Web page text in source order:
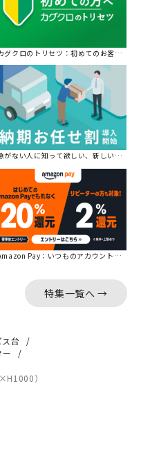
グクロのトリセツ：初めてのお客様はこちら。
がない人に知って欲しい、新しい割引を始めました。
Pay：いつものアカウントで簡単に決済可能。
特集一覧へ →
台
）